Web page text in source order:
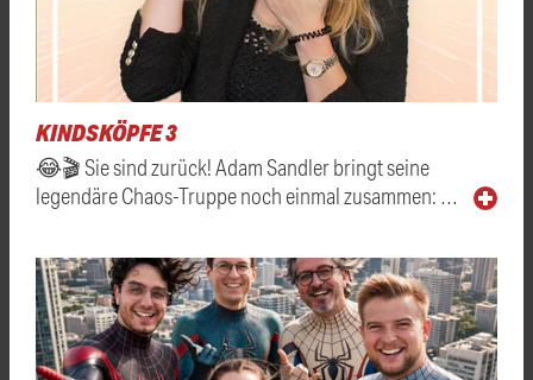
KINDSKÖPFE 3
😂🎬 Sie sind zurück! Adam Sandler bringt seine
legendäre Chaos-Truppe noch einmal zusammen: …